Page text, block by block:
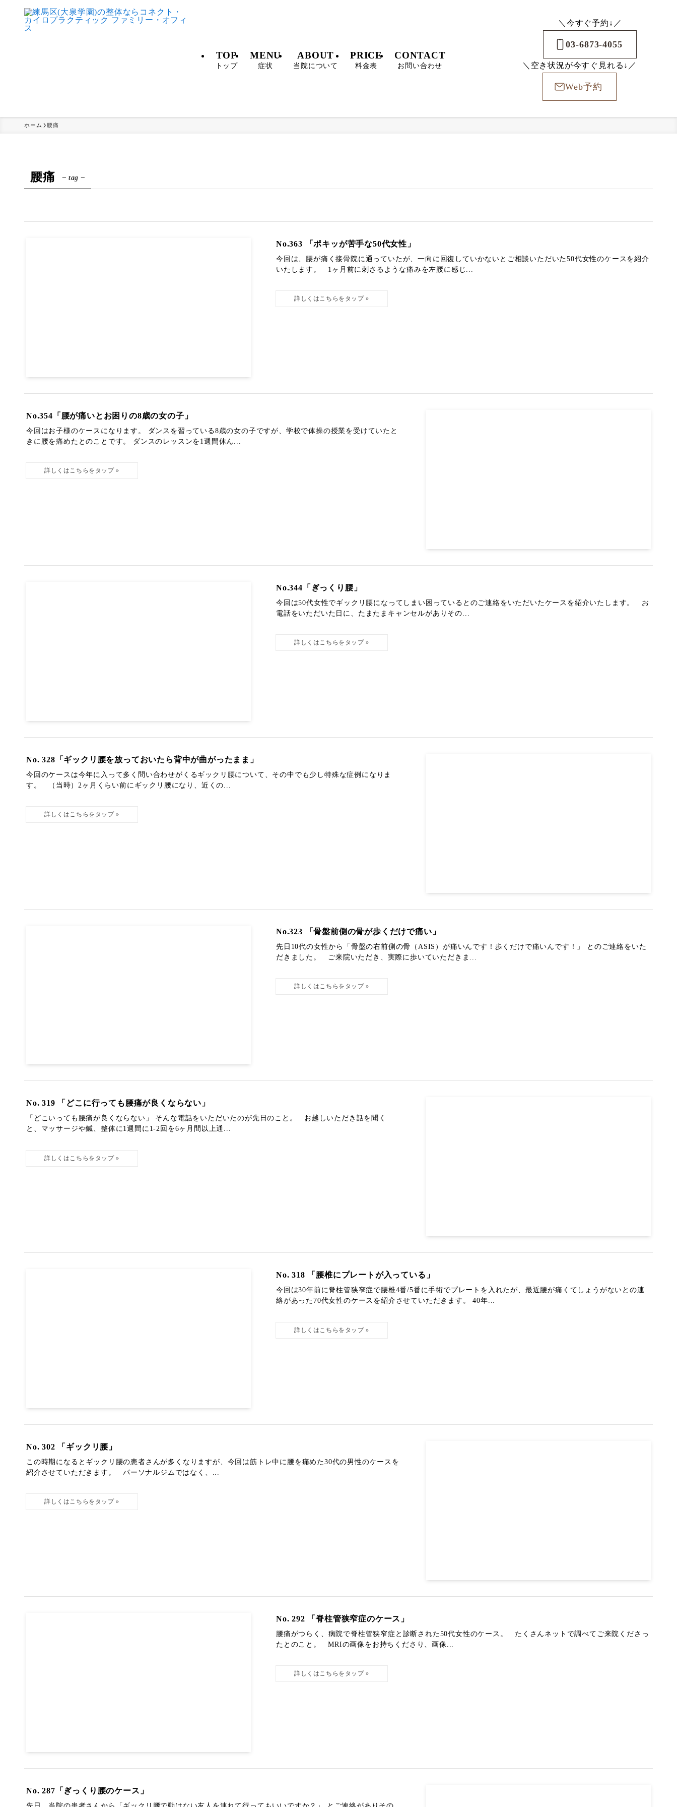
TOP
トップ
MENU
症状
ABOUT
当院について
PRICE
料金表
CONTACT
お問い合わせ
＼今すぐ予約↓／
03-6873-4055
＼空き状況が今すぐ見れる↓／
Web予約
ホーム 腰痛
腰痛 – tag –
No.363 「ポキッが苦手な50代女性」
今回は、腰が痛く接骨院に通っていたが、一向に回復していかないとご相談いただいた50代女性のケースを紹介
いたします。 1ヶ月前に刺さるような痛みを左腰に感じ...
No.354「腰が痛いとお困りの8歳の女の子」
今回はお子様のケースになります。 ダンスを習っている8歳の女の子ですが、学校で体操の授業を受けていたと
きに腰を痛めたとのことです。 ダンスのレッスンを1週間休ん...
No.344「ぎっくり腰」
今回は50代女性でギックリ腰になってしまい困っているとのご連絡をいただいたケースを紹介いたします。 お
電話をいただいた日に、たまたまキャンセルがありその...
No. 328「ギックリ腰を放っておいたら背中が曲がったまま」
今回のケースは今年に入って多く問い合わせがくるギックリ腰について、その中でも少し特殊な症例になりま
す。 （当時）2ヶ月くらい前にギックリ腰になり、近くの...
No.323 「骨盤前側の骨が歩くだけで痛い」
先日10代の女性から「骨盤の右前側の骨（ASIS）が痛いんです！歩くだけで痛いんです！」 とのご連絡をいた
だきました。 ご来院いただき、実際に歩いていただきま...
No. 319 「どこに行っても腰痛が良くならない」
「どこいっても腰痛が良くならない」 そんな電話をいただいたのが先日のこと。 お越しいただき話を聞く
と、マッサージや鍼、整体に1週間に1-2回を6ヶ月間以上通...
No. 318 「腰椎にプレートが入っている」
今回は30年前に脊柱管狭窄症で腰椎4番/5番に手術でプレートを入れたが、最近腰が痛くてしょうがないとの連
絡があった70代女性のケースを紹介させていただきます。 40年...
No. 302 「ギックリ腰」
この時期になるとギックリ腰の患者さんが多くなりますが、今回は筋トレ中に腰を痛めた30代の男性のケースを
紹介させていただきます。 パーソナルジムではなく、...
No. 292 「脊柱管狭窄症のケース」
腰痛がつらく、病院で脊柱管狭窄症と診断された50代女性のケース。 たくさんネットで調べてご来院くださっ
たとのこと。 MRIの画像をお持ちくださり、画像...
No. 287「ぎっくり腰のケース」